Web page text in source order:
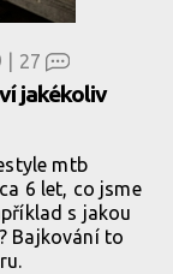
| 27
jakékoliv
mtb
6 let, co jsme
s jakou
Bajkování to